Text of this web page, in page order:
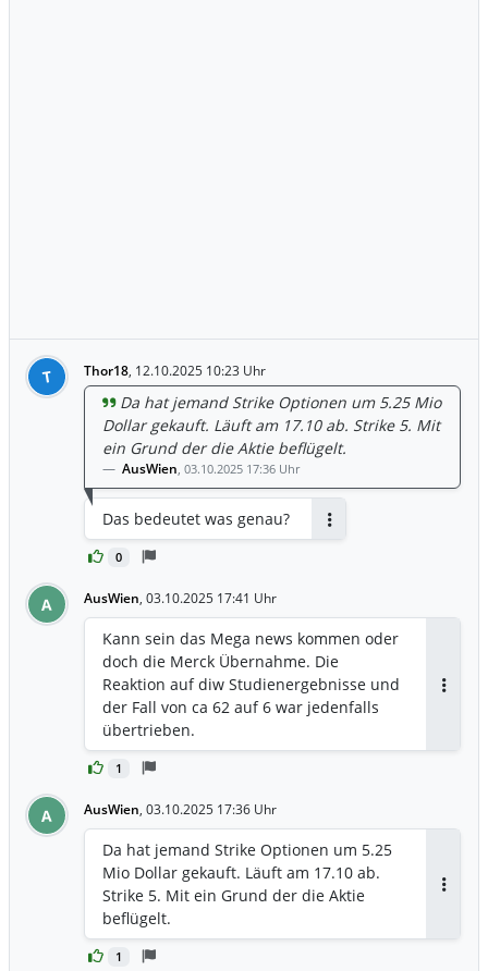
T Thor18, 12.10.2025 10:23 Uhr
0
Da hat jemand Strike Optionen um 5.25 Mio
Dollar gekauft. Läuft am 17.10 ab. Strike 5. Mit
ein Grund der die Aktie beflügelt.
AusWien, 03.10.2025 17:36 Uhr
Das bedeutet was genau?
A AusWien, 03.10.2025 17:41 Uhr
1
Kann sein das Mega news kommen oder
doch die Merck Übernahme. Die
Reaktion auf diw Studienergebnisse und
der Fall von ca 62 auf 6 war jedenfalls
übertrieben.
A AusWien, 03.10.2025 17:36 Uhr
1
Da hat jemand Strike Optionen um 5.25
Mio Dollar gekauft. Läuft am 17.10 ab.
Strike 5. Mit ein Grund der die Aktie
beflügelt.